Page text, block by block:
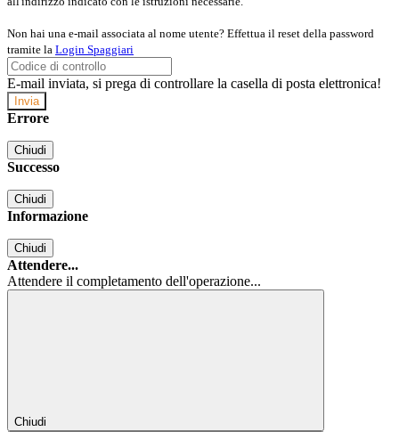
Non hai una e-mail associata al nome utente? Effettua il reset della password
tramite la Login Spaggiari
E-mail inviata, si prega di controllare la casella di posta elettronica!
Errore
Chiudi
Successo
Chiudi
Informazione
Chiudi
Attendere...
Attendere il completamento dell'operazione...
Chiudi